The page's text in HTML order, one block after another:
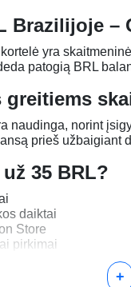
Brazilijoje
yra
patogią BRL
greitiems
naudinga, norint
prieš užbaigiant
35 BRL?
daiktai
Store
pirkimai
bendrai mokėjimų
+